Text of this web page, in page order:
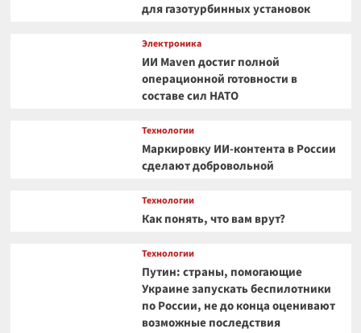
для газотурбинных установок
Электроника
ИИ Maven достиг полной
операционной готовности в
составе сил НАТО
Технологии
Маркировку ИИ-контента в России
сделают добровольной
Технологии
Как понять, что вам врут?
Технологии
Путин: страны, помогающие
Украине запускать беспилотники
по России, не до конца оценивают
возможные последствия